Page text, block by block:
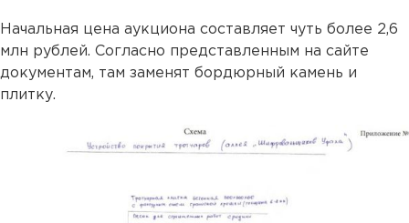
Начальная цена аукциона составляет чуть более 2,6
млн рублей. Согласно представленным на сайте
документам, там заменят бордюрный камень и
плитку.